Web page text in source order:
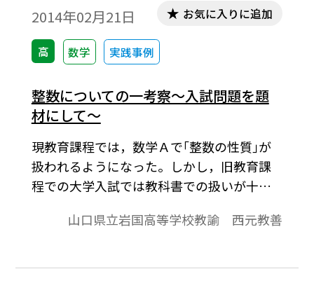
2014年02月21日
高 数学 実践事例
お気に入りに追加
整数についての一考察～入試問題を題
材にして～
現教育課程では，数学Ａで｢整数の性質｣が
扱われるようになった。しかし，旧教育課
程での大学入試では教科書での扱いが十分
出題されてきた。大学側としてはこの程度
という思いがあったのであろう。本稿で
山口県立岩国高等学校教諭 西元教善